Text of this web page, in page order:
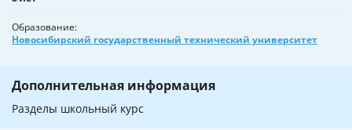
Образование
Новосибирский государственный технический университет
Дополнительная информация
Разделы школьный курс